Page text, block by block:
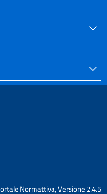
Normattiva, Versione 2.4.5